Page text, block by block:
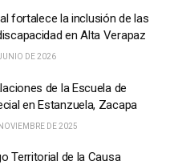
fortalece la inclusión de las
en Alta Verapaz
DE 2026
de la Escuela de
en Estanzuela, Zacapa
DE 2025
Territorial de la Causa